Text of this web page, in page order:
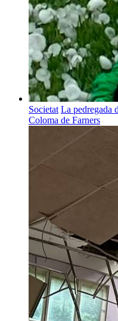
Societat La pedregada
Coloma de Farners